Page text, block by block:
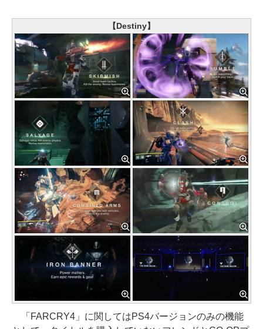
【Destiny】
「FARCRY4」に関してはPS4バージョンのみの機能